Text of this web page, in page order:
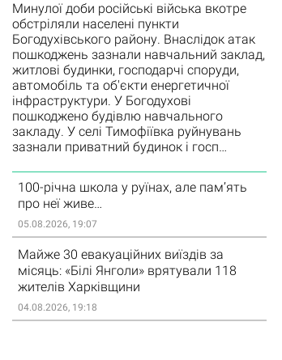
Минулої доби російські війська вкотре
обстріляли населені пункти
Богодухівського району. Внаслідок атак
пошкоджень зазнали навчальний заклад,
житлові будинки, господарчі споруди,
автомобіль та об'єкти енергетичної
інфраструктури. У Богодухові
пошкоджено будівлю навчального
закладу. У селі Тимофіївка руйнувань
зазнали приватний будинок і госп…
100-річна школа у руїнах, але пам’ять
про неї живе…
05.08.2026, 19:07
Майже 30 евакуаційних виїздів за
місяць: «Білі Янголи» врятували 118
жителів Харківщини
04.08.2026, 19:18